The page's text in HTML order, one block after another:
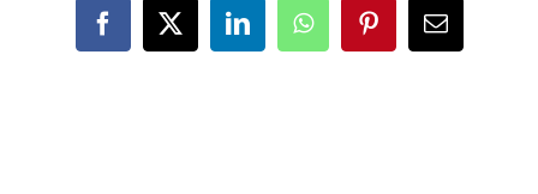
Facebook
X LinkedInWhatsAppPinterest
E-
Mail